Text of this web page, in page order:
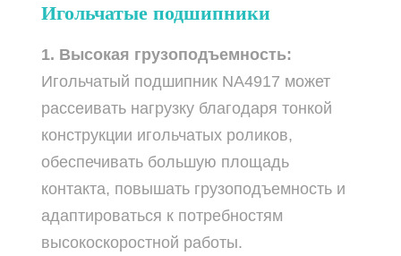
Игольчатые подшипники
1. Высокая грузоподъемность:
Игольчатый подшипник NA4917 может
рассеивать нагрузку благодаря тонкой
конструкции игольчатых роликов,
обеспечивать большую площадь
контакта, повышать грузоподъемность и
адаптироваться к потребностям
высокоскоростной работы.